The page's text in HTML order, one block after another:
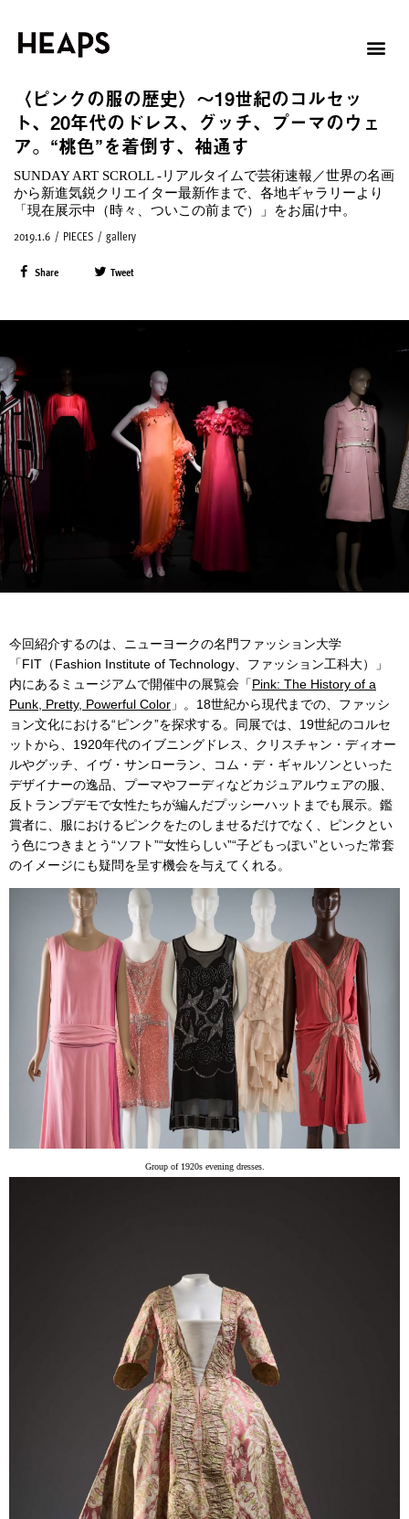
〈ピンクの服の歴史〉〜19世紀のコルセッ
ト、20年代のドレス、グッチ、プーマのウェ
ア。“桃色”を着倒す、袖通す
SUNDAY ART SCROLL -リアルタイムで芸術速報／世界の名画
から新進気鋭クリエイター最新作まで、各地ギャラリーより
「現在展示中（時々、ついこの前まで）」をお届け中。
2019.1.6 / PIECES / gallery
Share Tweet
今回紹介するのは、ニューヨークの名門ファッション大学
「FIT（Fashion Institute of Technology、ファッション工科大）」
内にあるミュージアムで開催中の展覧会「Pink: The History of a
Punk, Pretty, Powerful Color 」。18世紀から現代までの、ファッシ
ョン文化における“ピンク”を探求する。同展では、19世紀のコルセ
ットから、1920年代のイブニングドレス、クリスチャン・ディオー
ルやグッチ、イヴ・サンローラン、コム・デ・ギャルソンといった
デザイナーの逸品、プーマやフーディなどカジュアルウェアの服、
反トランプデモで女性たちが編んだプッシーハットまでも展示。鑑
賞者に、服におけるピンクをたのしませるだけでなく、ピンクとい
う色につきまとう“ソフト”“女性らしい”“子どもっぽい”といった常套
のイメージにも疑問を呈す機会を与えてくれる。
Group of 1920s evening dresses.